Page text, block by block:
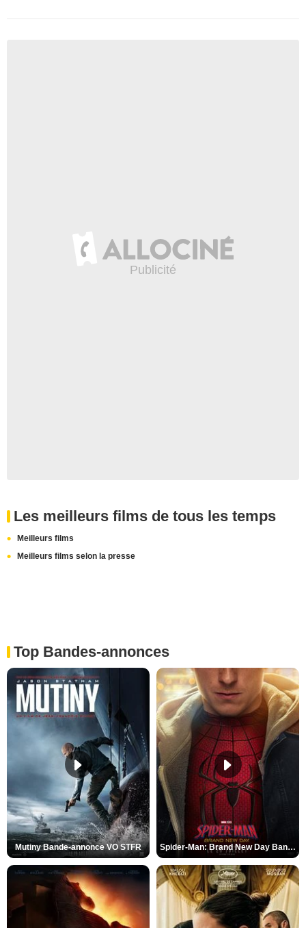
Les meilleurs films de tous les temps
Meilleurs films
Meilleurs films selon la presse
Top Bandes-annonces
Mutiny Bande-annonce VO STFR Spider-Man: Brand New Day Bande-annonce VO STFR